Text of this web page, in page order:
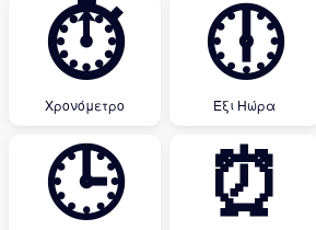
⏱
Χρονόμετρο
🕕
Έξι Ηώρα
🕒 ⏰